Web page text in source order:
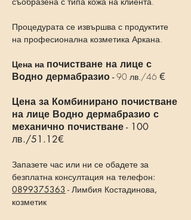
Процедурата се извършва с продуктите
на професионална козметика Аркана.
Цена на почистване на лице с
Водно дермабразио-90 лв./46 €
Цена за Комбинирано почистване
на лице Водно дермабразио с
механично почистване- 100
лв./51.12€
Запазете час или ни се обадете за
безплатна консултация на телефон:
0899375363 - Лимбия Костадинова,
козметик